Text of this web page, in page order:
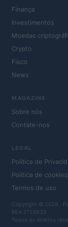
Finança
Investimentos
Moedas
Crypto
Fisco
News
MAGAZINE
Sobre nós
Contate-nos
LEGAL
Política de
Política de cookies
Termos de uso
Copyright © 2026 ·
REA 2729933
Todos os direitos